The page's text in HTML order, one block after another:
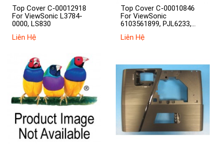
Top Cover C-00012918
For ViewSonic L3784-
0000, LS830
Liên Hệ
Top Cover C-00010846
For ViewSonic
6103561899, PJL6233,
Liên Hệ